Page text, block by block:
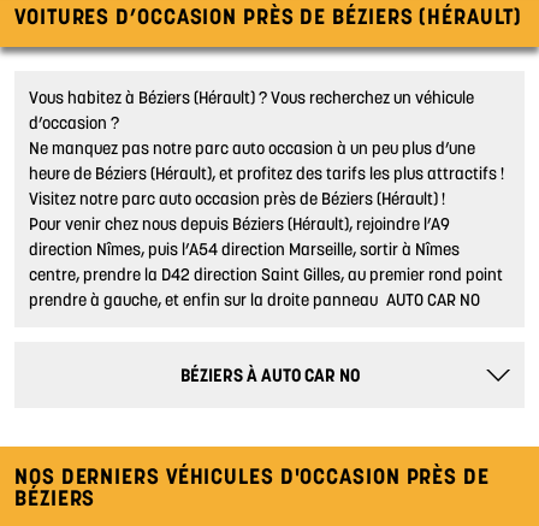
VOITURES D’OCCASION PRÈS DE BÉZIERS (HÉRAULT)
Vous habitez à Béziers (Hérault) ? Vous recherchez un véhicule
d’occasion ?
Ne manquez pas notre parc auto occasion à un peu plus d’une
heure de Béziers (Hérault), et profitez des tarifs les plus attractifs !
Visitez notre parc auto occasion près de Béziers (Hérault) !
Pour venir chez nous depuis Béziers (Hérault), rejoindre l’A9
direction Nîmes, puis l’A54 direction Marseille, sortir à Nîmes
centre, prendre la D42 direction Saint Gilles, au premier rond point
prendre à gauche, et enfin sur la droite panneau AUTO CAR NO
BÉZIERSÀ AUTO CAR NO
NOS DERNIERS VÉHICULES D'OCCASION PRÈS DE
BÉZIERS